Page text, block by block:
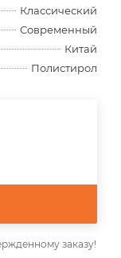
Классический
Современный
Китай
Полистирол
заказу!